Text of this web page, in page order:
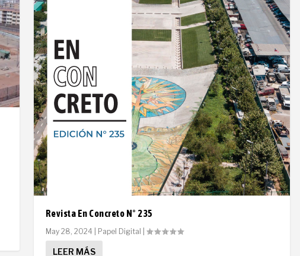
Revista En Concreto N° 235
May 28, 2024| Papel Digital
LEER MÁS